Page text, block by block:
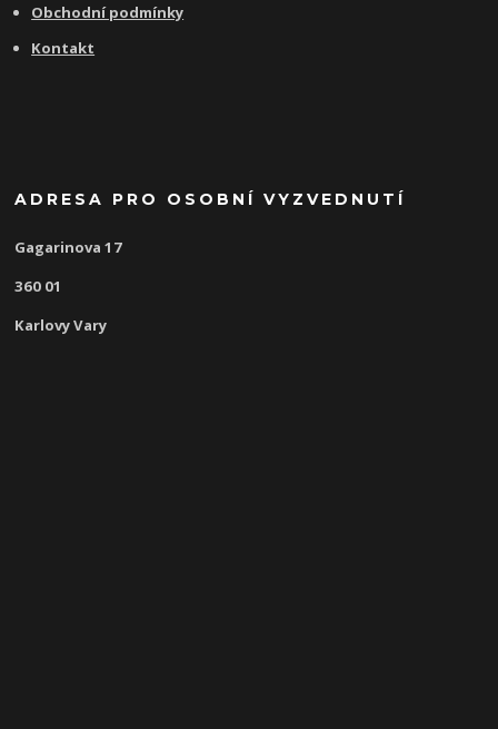
Obchodní podmínky
Kontakt
ADRESA PRO OSOBNÍ VYZVEDNUTÍ
Gagarinova 17
360 01
Karlovy Vary